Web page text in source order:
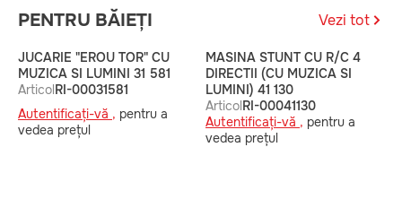
PENTRU BĂIEȚI Vezi tot
JUCARIE "EROU TOR" CU
MUZICA SI LUMINI 31 581
ArticolRI-00031581
Autentificați-vă , pentru a
vedea prețul
MASINA STUNT CU R/C 4
DIRECTII (CU MUZICA SI
LUMINI) 41 130
ArticolRI-00041130
Autentificați-vă , pentru a
vedea prețul